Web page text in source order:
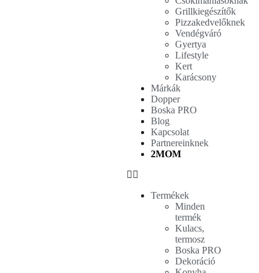
Grillkiegészítők
Pizzakedvelőknek
Vendégváró
Gyertya
Lifestyle
Kert
Karácsony
Márkák
Dopper
Boska PRO
Blog
Kapcsolat
Partnereinknek
2MOM
Termékek
Minden
termék
Kulacs,
termosz
Boska PRO
Dekoráció